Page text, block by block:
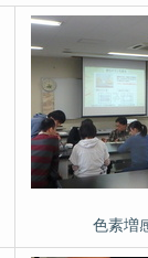
色素増